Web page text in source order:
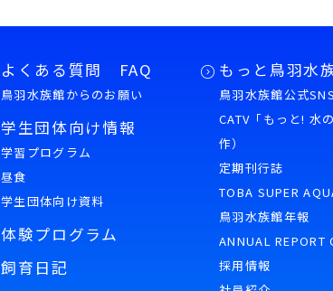
よくある質問 FAQ
鳥羽水族館からのお願い
学生団体向け情報
学習プログラム
昼食
学生団体向け資料
体験プログラム
飼育日記
もっと鳥羽水
鳥羽水族館公式SNS
CATV「もっと! 水
作）
定期刊行誌
TOBA SUPER
鳥羽水族館年報
ANNUAL REPORT
採用情報